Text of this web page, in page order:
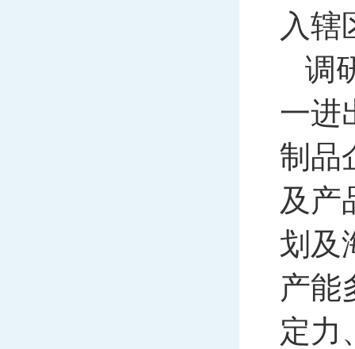
入辖
调
一进
制品
及产
划及
产能
定力